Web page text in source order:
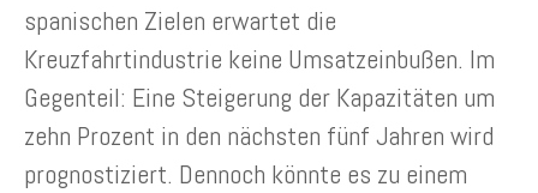
spanischen Zielen erwartet die
Kreuzfahrtindustrie keine Umsatzeinbußen. Im
Gegenteil: Eine Steigerung der Kapazitäten um
zehn Prozent in den nächsten fünf Jahren wird
prognostiziert. Dennoch könnte es zu einem